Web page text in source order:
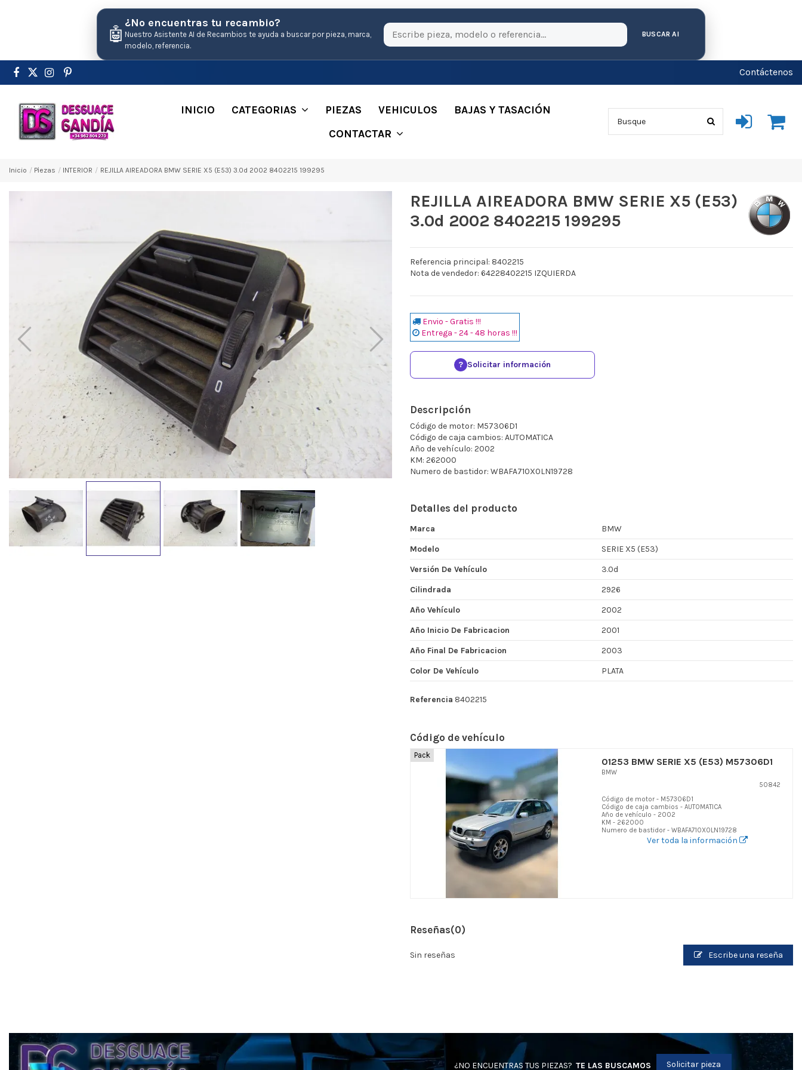
🤖
¿No encuentras tu recambio?
Nuestro Asistente AI de Recambios te ayuda a buscar por pieza, marca,
modelo, referencia.
BUSCAR AI
Contáctenos
INICIO CATEGORIAS PIEZAS VEHICULOS
BAJAS Y TASACIÓN
CONTACTAR
Inicio Pіezas INTERIOR REJILLA AIREADORA BMW SERIE X5 (E53) 3.0d 2002 8402215 199295
REJILLA AIREADORA BMW SERIE X5 (E53)
3.0d 2002 8402215 199295
Referencia principal: 8402215
Nota de vendedor: 64228402215 IZQUIERDA
Envio - Gratis !!!
Entrega - 24 - 48 horas !!!
? Solicitar información
Descripción
Código de motor: M57306D1
Código de caja cambios: AUTOMATICA
Año de vehículo: 2002
KM: 262000
Numero de bastidor: WBAFA710X0LN19728
Detalles del producto
Marca
BMW
Modelo
SERIE X5 (E53)
Versión De Vehículo
3.0d
Cilindrada
2926
Año Vehículo
2002
Año Inicio De Fabricacion
2001
Año Final De Fabricacion
2003
Color De Vehículo
PLATA
Referencia 8402215
Código de vehículo
Pack
01253 BMW SERIE X5 (E53) M57306D1
BMW
50842
Código de motor - M57306D1
Código de caja cambios - AUTOMATICA
Año de vehículo - 2002
KM - 262000
Numero de bastidor - WBAFA710X0LN19728
Ver toda la información
Reseñas(0)
Sin reseñas Escribe una reseña
¿NO ENCUENTRAS TUS PIEZAS? TE LAS BUSCAMOS Solicitar pieza